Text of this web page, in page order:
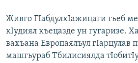
Живго ГIабдулхIажицаги гьеб
кIудиял къецазде ун гугаризе.
вахъана Европаялъул гIарцулав
машгьураб Тбилисиялда